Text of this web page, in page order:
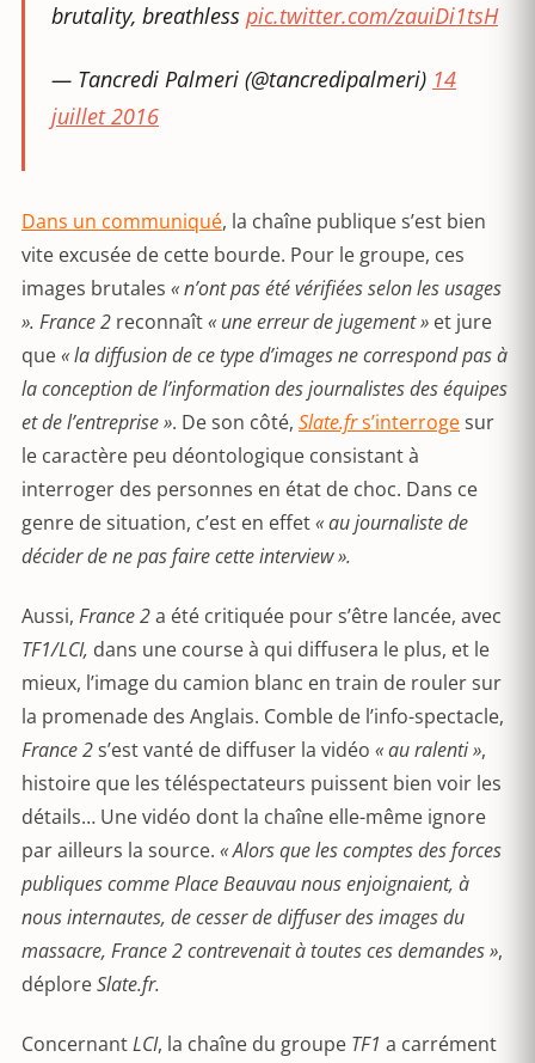
brutality, breathless pic.twitter.com/zauiDi1tsH
— Tancredi Palmeri (@tancredipalmeri) 14
juillet 2016
Dans un communiqué, la chaîne publique s’est bien
vite excusée de cette bourde. Pour le groupe, ces
images brutales « n’ont pas été vérifiées selon les usages
». France 2 reconnaît« une erreur de jugement » et jure
que« la diffusion de ce type d’images ne correspond pas à
la conception de l’information des journalistes des équipes
et de l’entreprise ». De son côté, Slate.frs’interrogesur
le caractère peu déontologique consistant à
interroger des personnes en état de choc. Dans ce
genre de situation, c’est en effet« au journaliste de
décider de ne pas faire cette interview ».
Aussi, France 2a été critiquée pour s’être lancée, avec
TF1/LCI, dans une course à qui diffusera le plus, et le
mieux, l’image du camion blanc en train de rouler sur
la promenade des Anglais. Comble de l’info-spectacle,
France 2s’est vanté de diffuser la vidéo « au ralenti »,
histoire que les téléspectateurs puissent bien voir les
détails… Une vidéo dont la chaîne elle-même ignore
par ailleurs la source. « Alors que les comptes des forces
publiques comme Place Beauvau nous enjoignaient, à
nous internautes, de cesser de diffuser des images du
massacre, France 2 contrevenait à toutes ces demandes »,
déploreSlate.fr.
ConcernantLCI, la chaîne du groupe TF1 a carrément